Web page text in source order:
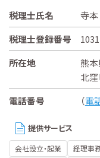
税理士氏名
寺本
税理士登録番号
所在地
熊本
北窪
電話番号
（電
提供サービス
会社設立・起業 経理事